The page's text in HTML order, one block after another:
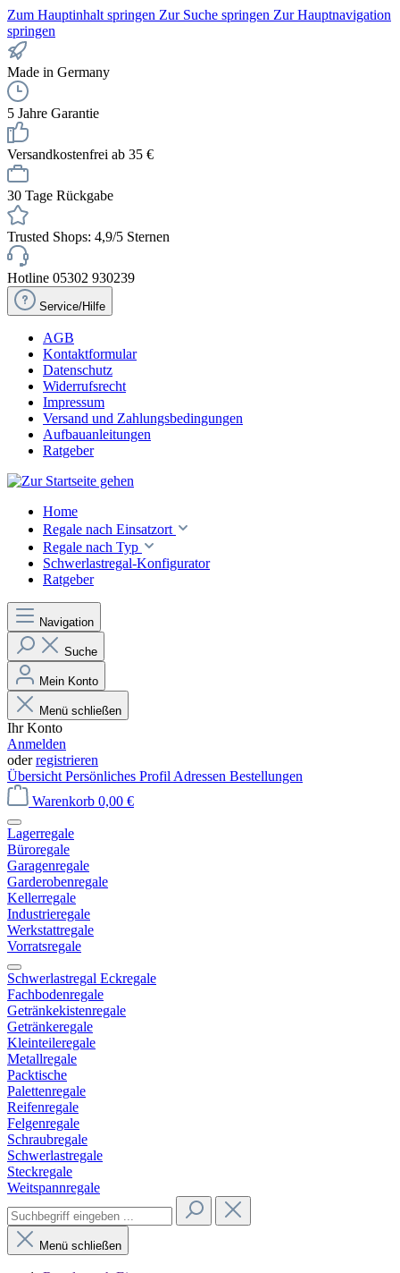
Zum Hauptinhalt springen Zur Suche springen Zur Hauptnavigation
springen
Made in Germany
5 Jahre Garantie
Versandkostenfrei ab 35 €
30 Tage Rückgabe
Trusted Shops: 4,9/5 Sternen
Hotline 05302 930239
Service/Hilfe
AGB
Kontaktformular
Datenschutz
Widerrufsrecht
Impressum
Versand und Zahlungsbedingungen
Aufbauanleitungen
Ratgeber
Home
Regale nach Einsatzort
Regale nach Typ
Schwerlastregal-Konfigurator
Ratgeber
Navigation
Suche
Mein Konto
Menü schließen
Ihr Konto
Anmelden
oderregistrieren
Übersicht Persönliches Profil Adressen Bestellungen
Warenkorb 0,00 €
Lagerregale
Büroregale
Garagenregale
Garderobenregale
Kellerregale
Industrieregale
Werkstattregale
Vorratsregale
Schwerlastregal Eckregale
Fachbodenregale
Getränkekistenregale
Getränkeregale
Kleinteileregale
Metallregale
Packtische
Palettenregale
Reifenregale
Felgenregale
Schraubregale
Schwerlastregale
Steckregale
Weitspannregale
Menü schließen